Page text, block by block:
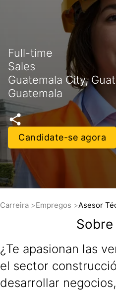
Full-time
Sales
Guatemala City,
Guatemala
Candidate-se agora
Carreira Empregos Asesor
¿Te apasionan las
el sector
desarrollar